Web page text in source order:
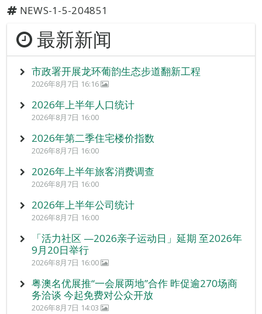
NEWS-1-5-204851
最新新闻
市政署开展龙环葡韵生态步道翻新工程
2026年8月7日 16:16
2026年上半年人口统计
2026年8月7日 16:00
2026年第二季住宅楼价指数
2026年8月7日 16:00
2026年上半年旅客消费调查
2026年8月7日 16:00
2026年上半年公司统计
2026年8月7日 16:00
「活力社区 —2026亲子运动日」延期 至2026年
9月20日举行
2026年8月7日 16:00
粤澳名优展推“一会展两地”合作 昨促逾270场商
务洽谈 今起免费对公众开放
2026年8月7日 14:03